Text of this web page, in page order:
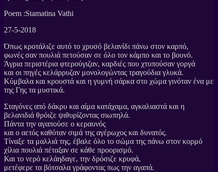
Poem :Stamatina Vathi
27-5-2018
Όπως κροτάλιζε αυτό το χρυσό βελανίδι πάνω στον καρπό,
φωνές σαν πουλιά πετούσαν σε όλο τον κάμπο και το βουνό.
Άγρια περιστέρια φτερούγιζαν, καρδιές που χτυπούσαν γοργά
και οι πηγές κελάρρυζαν μονολογώντας τραγούδια γλυκά.
Κύμβαλα και κρουστά και η γυμνή σάρκα στο χώμα γινόταν ένα με
της Γης τα μυστικά.
Σταγόνες από δάκρυ και αίμα κατάχαμα, αγκαλιαστά και η
βελανιδιά θρόιζε ψιθυρίζοντας σιωπηλά.
Πάντα την αγαπούσε ο κεραυνός
και ο αετός καθόταν σιμά της αγέρωχος και δυνατός.
Τίναξε τα μαλλιά της, έβαλε όλο το σώμα της πάνω στον κορμό
χίλια πουλιά πέταξαν σε κάθε προορισμό.
Και το νερό κελάηδαγε, την δρόσιζε κρυφά,
μετέφερε τα βότσαλα γράφοντας πως την αγαπά.